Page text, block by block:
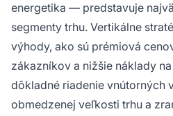
energetika — predstavuje
segmenty trhu. Vertikálne
výhody, ako sú prémiová
zákazníkov a nižšie náklady
dôkladné riadenie vnútorných
obmedzenej veľkosti trhu a